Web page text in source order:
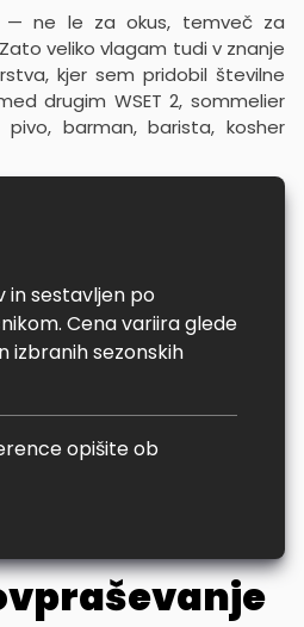
— ne le za okus, temveč za
veliko vlagam tudi v znanje
kjer sem pridobil številne
drugim WSET 2, sommelier
barman, barista, kosher
in sestavljen po
Cena variira glede
izbranih sezonskih
opišite ob